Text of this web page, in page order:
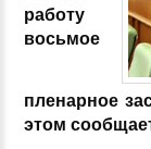
работу
восьмое
пленарное
этом